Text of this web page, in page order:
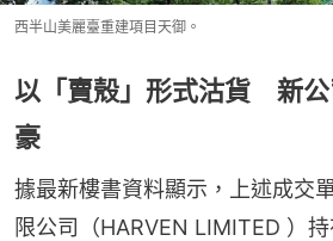
西半山美麗臺重建項目天御。
以「賣殼」形式沽貨 新公
豪
據最新樓書資料顯示，上述成交
限公司（HARVEN LIMITED ）